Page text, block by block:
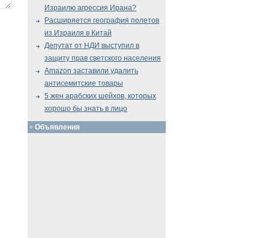
Израилю агрессия Ирана?
Расширяется география полетов
из Израиля в Китай
Депутат от НДИ выступил в
защиту прав светского населения
Amazon заставили удалить
антисемитские товары
5 жен арабских шейхов, которых
хорошо бы знать в лицо
Объявления